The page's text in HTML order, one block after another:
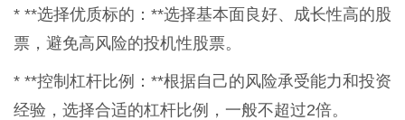
* **选择优质标的：**选择基本面良好、成长性高的股
票，避免高风险的投机性股票。
* **控制杠杆比例：**根据自己的风险承受能力和投资
经验，选择合适的杠杆比例，一般不超过2倍。